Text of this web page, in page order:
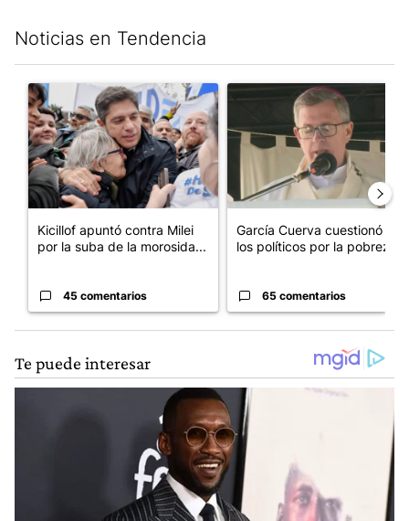
Noticias en Tendencia
Un artículo de tendencia con el título "Kicillof apuntó contra
Kicillof apuntó contra Milei
por la suba de la morosida...
45 comentarios
Un artículo de tendencia con
García Cuerva cuestionó a
los políticos por la pobreza
65 comentarios